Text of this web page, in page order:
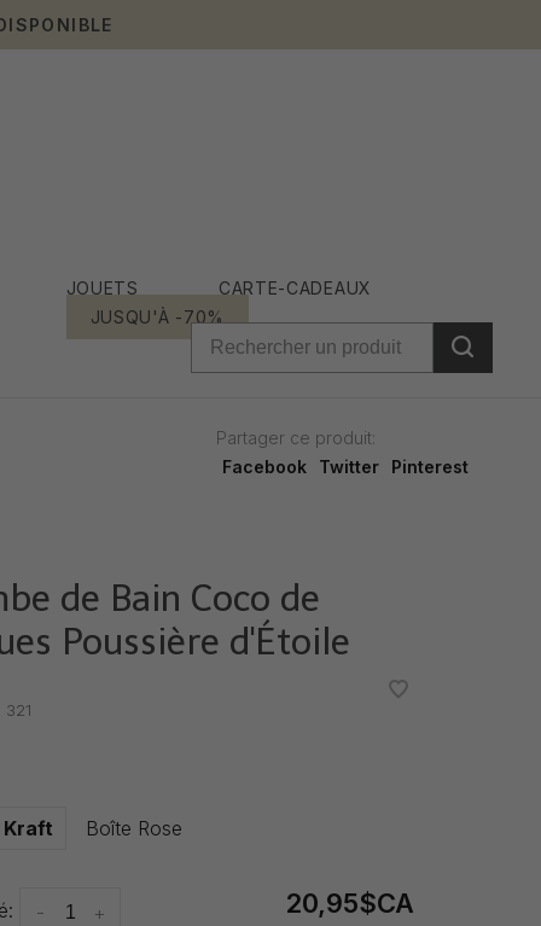
JOUETS
CARTE-CADEAUX
JUSQU'À -70%
Partager ce produit:
Facebook
Twitter Pinterest
de Bain Coco de
Poussière d'Étoile
321
Kraft Boîte Rose
+
- 20,95$CA